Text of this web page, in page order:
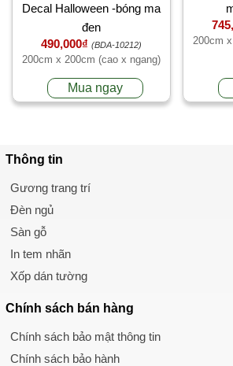
Decal Halloween -bóng ma
đen
490,000₫ (BDA-10212)
200cm x 200cm (cao x ngang)
Mua ngay
200cm
Thông tin
Gương trang trí
Đèn ngủ
Sàn gỗ
In tem nhãn
Xốp dán tường
Chính sách bán hàng
Chính sách bảo mật thông tin
Chính sách bảo hành